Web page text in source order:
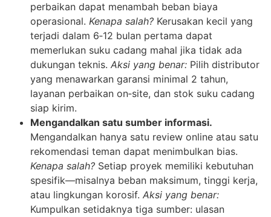
perbaikan dapat menambah beban biaya
operasional. Kenapa salah? Kerusakan kecil yang
terjadi dalam 6‑12 bulan pertama dapat
memerlukan suku cadang mahal jika tidak ada
dukungan teknis. Aksi yang benar: Pilih distributor
yang menawarkan garansi minimal 2 tahun,
layanan perbaikan on‑site, dan stok suku cadang
siap kirim.
Mengandalkan satu sumber informasi.
Mengandalkan hanya satu review online atau satu
rekomendasi teman dapat menimbulkan bias.
Kenapa salah? Setiap proyek memiliki kebutuhan
spesifik—misalnya beban maksimum, tinggi kerja,
atau lingkungan korosif. Aksi yang benar:
Kumpulkan setidaknya tiga sumber: ulasan